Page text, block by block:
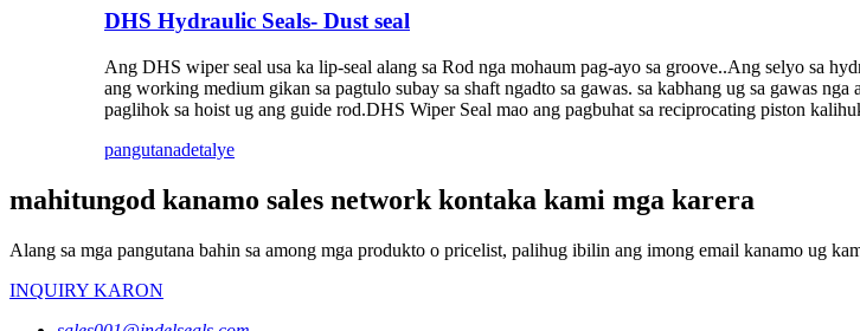
DHS Hydraulic Seals- Dust seal
Ang DHS wiper seal usa ka lip-seal alang sa Rod nga mohaum pag-ayo sa groove..Ang selyo sa
ang working medium gikan sa pagtulo subay sa shaft ngadto sa gawas. sa kabhang ug sa gawas
paglihok sa hoist ug ang guide rod.DHS Wiper Seal mao ang pagbuhat sa reciprocating piston
pangutanadetalye
mahitungod kanamo sales network kontaka kami mga karera
Alang sa mga pangutana bahin sa among mga produkto o pricelist, palihug ibilin ang imong email kanamo ug
INQUIRY KARON